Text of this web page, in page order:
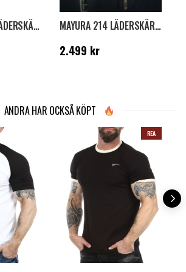
MAYURA 1020 LÄDERSKÄRP - WHITE PYTHON
MAYURA 214 LÄDERSKÄRP - CROCODILE/PYTHON BLACK
Pris:2.499 kr
2.499 kr
ANDRA HAR OCKSÅ KÖPT
REA